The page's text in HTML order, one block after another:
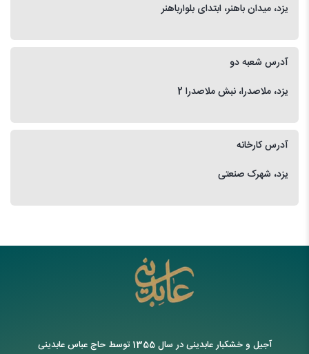
یزد، میدان باهنر، ابتدای بلوارباهنر
آدرس شعبه دو
یزد، ملاصدرا، نبش ملاصدرا 2
آدرس کارخانه
یزد، شهرک صنعتی
آجیل و خشکبار عابدینی در سال 1355 توسط حاج عباس عابدینی